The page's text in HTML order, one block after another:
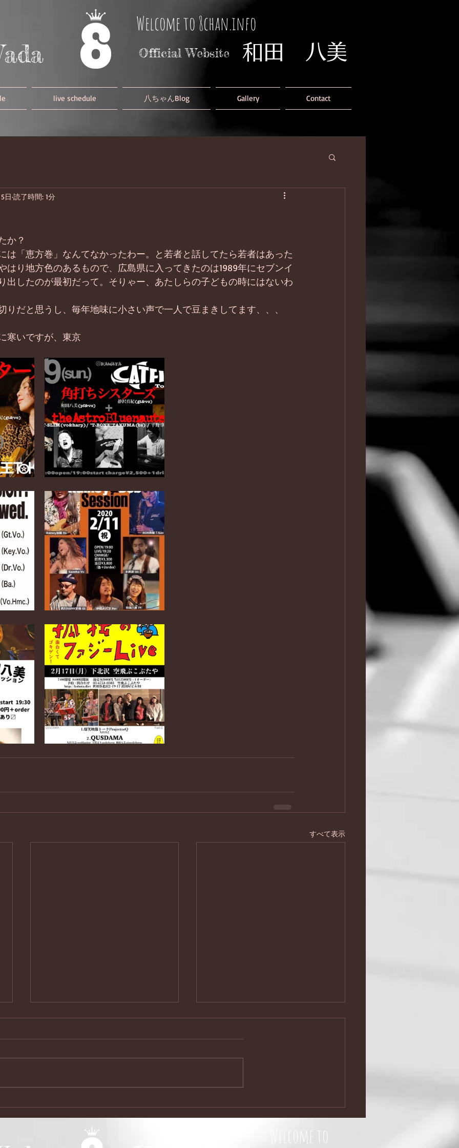
Welcome to 8chan.info
​和田 八美
Official Website
live schedule 八ちゃんBlog Gallery Contact
日 読了時間: 1分
か？
は「恵方巻」なんてなかったわー。と若者と話してたら若者はあった
はり地方色のあるもので、広島県に入ってきたのは1989年にセブンイ
出したのが最初だって。そりゃー、あたしらの子どもの時にはないわ
りだと思うし、毎年地味に小さい声で一人で豆まきしてます、、、
寒いですが、東京
すべて表示
今年の目標
今日からツアー 2025年も動き出
で、それをキッカケに生で音楽を
逆に嫌いになるかも、、、と思っ
て毎回を大切にします。...
2025年はこのツアーから
2025年、最初はこのツアーから
します、もちろん遠征もお待ちし
Welcome to